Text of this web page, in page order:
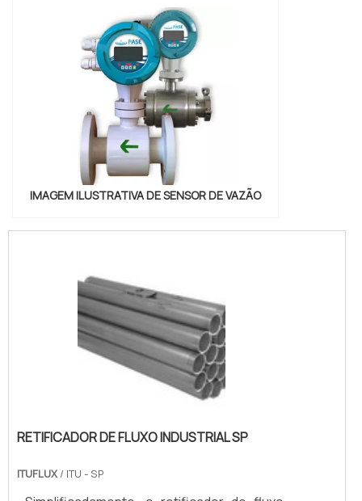
IMAGEM ILUSTRATIVA DE SENSOR DE VAZÃO
RETIFICADOR DE FLUXO INDUSTRIAL SP
ITUFLUX / ITU - SP